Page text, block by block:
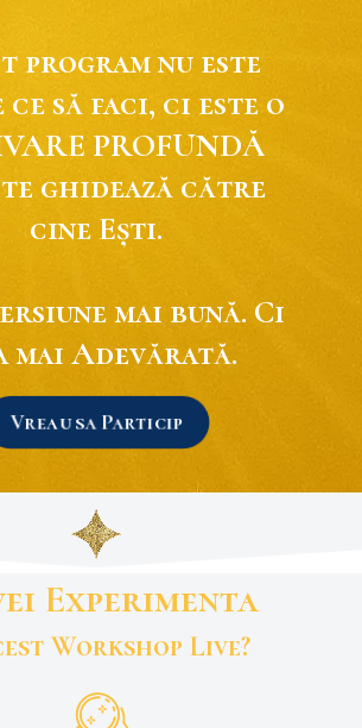
program nu este
ce să faci, ci este o
PROFUNDĂ
ghidează către
cine Ești.
mai bună. Ci
mai Adevărată.
Vreau sa Particip
Experimenta
Workshop Live?